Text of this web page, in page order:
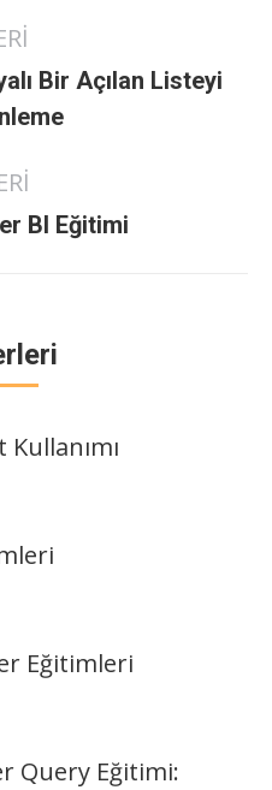
Previous
post:
Bir Açılan Listeyi
NextBI Eğitimi
Eğitimleri
Query Eğitimi: